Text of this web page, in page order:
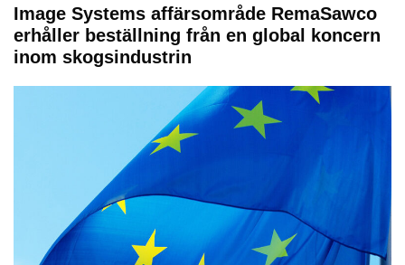
Image Systems affärsområde RemaSawco
erhåller beställning från en global koncern
inom skogsindustrin